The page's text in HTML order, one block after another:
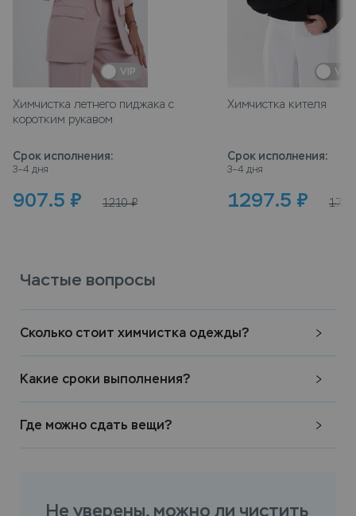
VIP
Химчистка летнего пиджака с
коротким рукавом
Срок исполнения:
3–4 дня
907.5 ₽ 1210 ₽
VIP
Химчистка кителя
Срок исполнения:
3–4 дня
1297.5 ₽ 1730
Частые вопросы
Сколько стоит химчистка одежды?
Какие сроки выполнения?
Где можно сдать вещи?
Не уверены, можно ли чистить